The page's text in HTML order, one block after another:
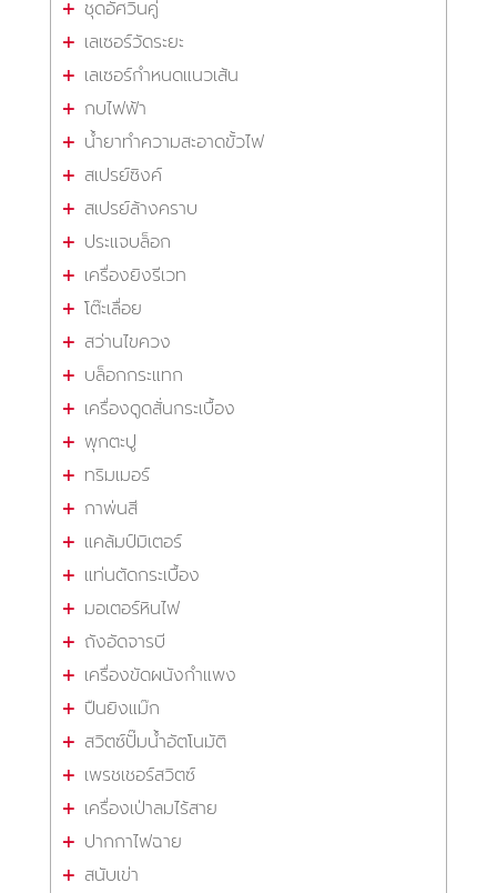
ชุดอัศวินคู่
เลเซอร์วัดระยะ
เลเซอร์กำหนดแนวเส้น
กบไฟฟ้า
น้ำยาทำความสะอาดขั้วไฟ
สเปรย์ซิงค์
สเปรย์ล้างคราบ
ประแจบล็อก
เครื่องยิงรีเวท
โต๊ะเลื่อย
สว่านไขควง
บล็อกกระแทก
เครื่องดูดสั่นกระเบื้อง
พุกตะปู
ทริมเมอร์
กาพ่นสี
แคล้มป์มิเตอร์
แท่นตัดกระเบื้อง
มอเตอร์หินไฟ
ถังอัดจารบี
เครื่องขัดผนังกำแพง
ปืนยิงแม๊ก
สวิตซ์ปั๊มน้ำอัตโนมัติ
เพรชเชอร์สวิตซ์
เครื่องเป่าลมไร้สาย
ปากกาไฟฉาย
สนับเข่า